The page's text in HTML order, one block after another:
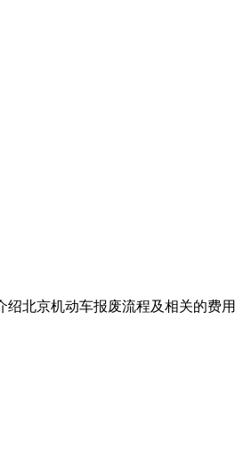
北京机动车报废流程及相关的费用